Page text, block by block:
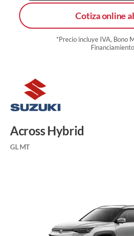
Cotiza online
*Precio incluye IVA, Bono
Financiamiento
Across Hybrid
GL MT